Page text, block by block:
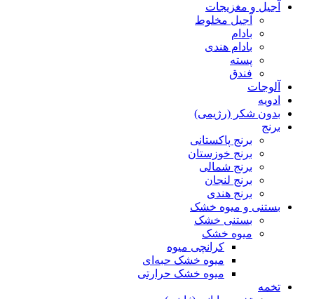
آجیل و مغزیجات
آجیل مخلوط
بادام
بادام هندی
پسته
فندق
آلوجات
ادویه
بدون شکر (رژیمی)
برنج
برنج پاکستانی
برنج خوزستان
برنج شمالی
برنج لنجان
برنج هندی
بستنی و میوه خشک
بستنی خشک
میوه خشک
کرانچی میوه
میوه خشک حبه‌ای
میوه خشک حرارتی
تخمه